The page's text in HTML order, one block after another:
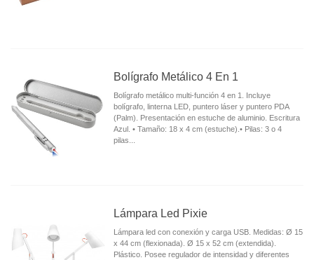
Bolígrafo Metálico 4 En 1
Bolígrafo metálico multi-función 4 en 1. Incluye
bolígrafo, linterna LED, puntero láser y puntero PDA
(Palm). Presentación en estuche de aluminio. Escritura
Azul. • Tamaño: 18 x 4 cm (estuche).• Pilas: 3 o 4
pilas...
Lámpara Led Pixie
Lámpara led con conexión y carga USB. Medidas: Ø 15
x 44 cm (flexionada). Ø 15 x 52 cm (extendida).
Plástico. Posee regulador de intensidad y diferentes